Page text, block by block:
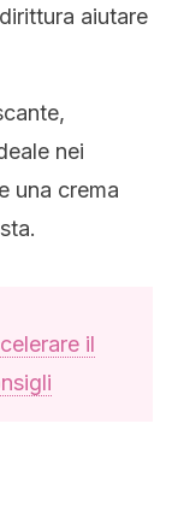
aiutare
nei
una crema
il